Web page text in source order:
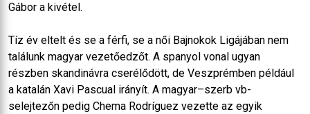
Gábor a kivétel.
Tíz év eltelt és se a férfi, se a női Bajnokok Ligájában nem
találunk magyar vezetőedzőt. A spanyol vonal ugyan
részben skandinávra cserélődött, de Veszprémben például
a katalán Xavi Pascual irányít. A magyar–szerb vb-
selejtezőn pedig Chema Rodríguez vezette az egyik